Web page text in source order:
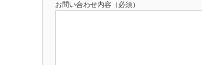
お問い合わせ内容（必須）